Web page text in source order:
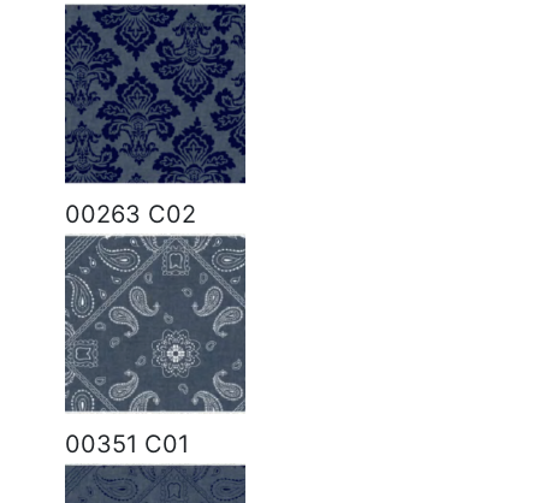
00263 C02
00351 C01